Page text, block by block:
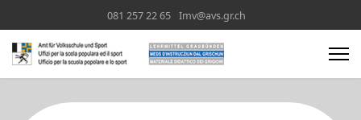
081 257 22 65 Imv@avs.gr.ch